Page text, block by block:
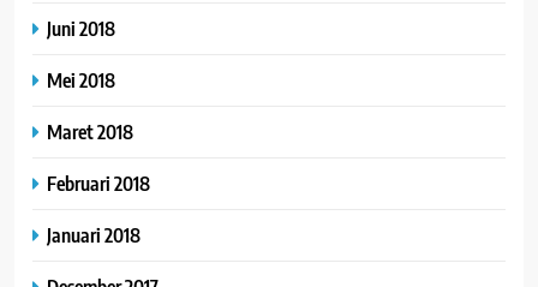
Juni 2018
Mei 2018
Maret 2018
Februari 2018
Januari 2018